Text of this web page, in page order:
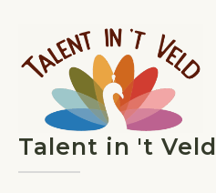
Talent in 't Veld